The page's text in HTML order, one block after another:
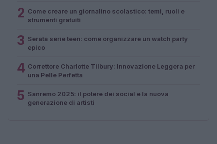
2 Come creare un giornalino scolastico: temi, ruoli e
strumenti gratuiti
3 Serata serie teen: come organizzare un watch party
epico
4 Correttore Charlotte Tilbury: Innovazione Leggera per
una Pelle Perfetta
5 Sanremo 2025: il potere dei social e la nuova
generazione di artisti